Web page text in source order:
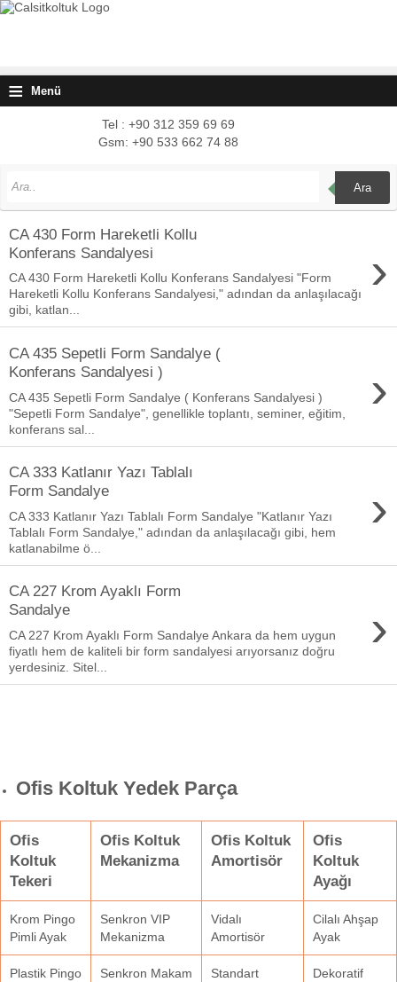
≡ Menü
Tel : +90 312 359 69 69
Gsm: +90 533 662 74 88
Ara
CA 430 Form Hareketli Kollu
Konferans Sandalyesi
›
CA 430 Form Hareketli Kollu Konferans Sandalyesi "Form
Hareketli Kollu Konferans Sandalyesi," adından da anlaşılacağı
gibi, katlan...
CA 435 Sepetli Form Sandalye (
Konferans Sandalyesi )
›
CA 435 Sepetli Form Sandalye ( Konferans Sandalyesi )
"Sepetli Form Sandalye", genellikle toplantı, seminer, eğitim,
konferans sal...
CA 333 Katlanır Yazı Tablalı
Form Sandalye
›
CA 333 Katlanır Yazı Tablalı Form Sandalye "Katlanır Yazı
Tablalı Form Sandalye," adından da anlaşılacağı gibi, hem
katlanabilme ö...
CA 227 Krom Ayaklı Form
Sandalye
›
CA 227 Krom Ayaklı Form Sandalye Ankara da hem uygun
fiyatlı hem de kaliteli bir form sandalyesi arıyorsanız doğru
yerdesiniz. Sitel...
Ofis Koltuk Yedek Parça
Ofis
Koltuk
Tekeri
Ofis Koltuk
Mekanizma
Ofis Koltuk
Amortisör
Ofis
Koltuk
Ayağı
Krom Pingo
Pimli Ayak
Senkron VIP
Mekanizma
Vidalı
Amortisör
Cilalı Ahşap
Ayak
Plastik Pingo
Senkron Makam
Standart
Dekoratif